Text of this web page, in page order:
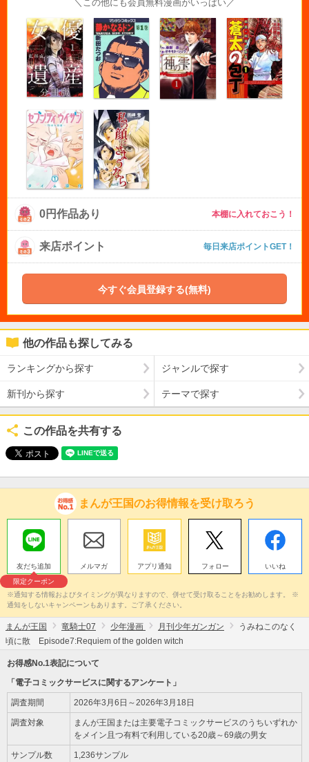
＼この他にも会員無料漫画がいっぱい／
0円作品あり 本棚に入れておこう！
来店ポイント 毎日来店ポイントGET！
今すぐ会員登録する(無料)
他の作品も探してみる
ランキングから探す ジャンルで探す
新刊から探す テーマで探す
この作品を共有する
まんが王国のお得情報を受け取ろう
友だち追加
限定クーポン
メルマガ アプリ通知 フォロー いいね
※通知する情報およびタイミングが異なりますので、併せて受け取ることをお勧めします。 ※
通知をしないキャンペーンもあります。ご了承ください。
まんが王国 竜騎士07 少年漫画 月刊少年ガンガン
うみねこのなく
頃に散 Episode7:Requiem of the golden witch
お得感No.1表記について
「電子コミックサービスに関するアンケート」
調査期間 2026年3月6日～2026年3月18日
調査対象
まんが王国または主要電子コミックサービスのうちいずれか
をメイン且つ有料で利用している20歳～69歳の男女
サンプル数 1,236サンプル